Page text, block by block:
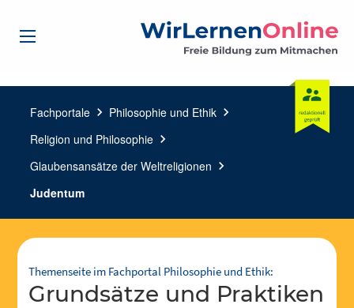
Fachportale chevron_right Philosophie und Ethik chevron_right
Religion und Philosophie chevron_right
Glaubensansätze der Weltreligionen chevron_right
Judentum
Themenseite im Fachportal Philosophie und Ethik:
Grundsätze und Praktiken